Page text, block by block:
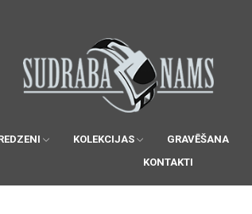
KOLEKCIJAS GRAVĒŠANA
KONTAKTI